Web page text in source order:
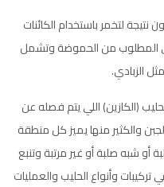
لتخمر باستخدام الكائنات
المطلوب من الحموضة وتشمل
الزبادي.
(الكازين) اللي يتم فصله عن
والكثير منها يميز كل منطقة
أو شبه صلبة أو غير مرتبة وتنبع
وأنواع الحليب والعمليات